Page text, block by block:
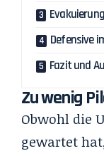
Defensive
Fazit und
Zu wenig
Obwohl die
gewartet